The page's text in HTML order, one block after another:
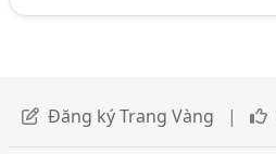
Đăng ký Trang Vàng |